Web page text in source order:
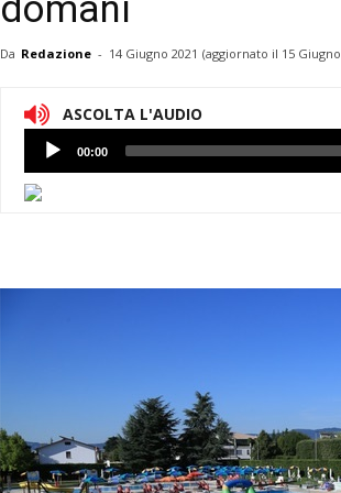
domani
Da Redazione - 14 Giugno 2021 (aggiornato il 15
ASCOLTA L'AUDIO
Lettore
Audio
00:00